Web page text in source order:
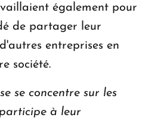
également pour
de partager leur
entreprises en
société.
se concentre sur les
à leur